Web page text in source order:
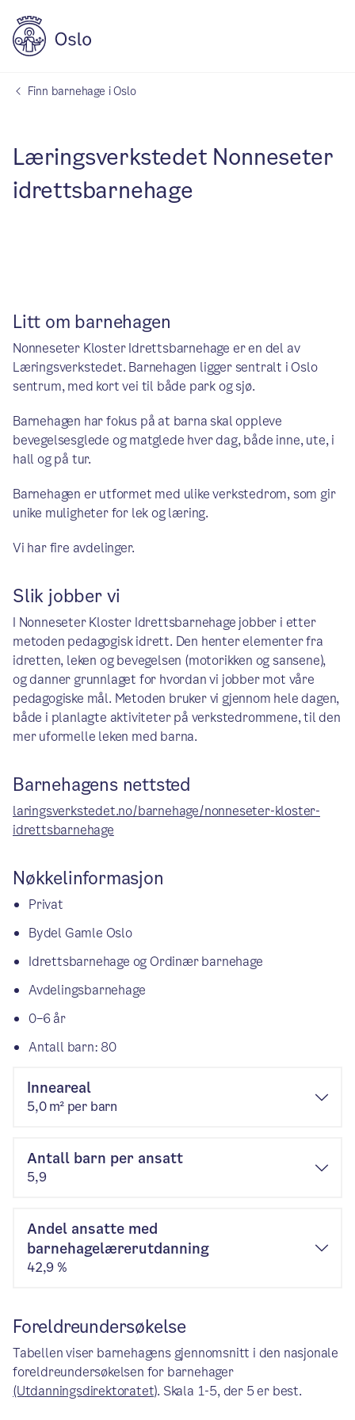
Finn barnehage i Oslo
Læringsverkstedet Nonneseter
idrettsbarnehage
Litt om barnehagen
Nonneseter Kloster Idrettsbarnehage er en del av
Læringsverkstedet. Barnehagen ligger sentralt i Oslo
sentrum, med kort vei til både park og sjø.
Barnehagen har fokus på at barna skal oppleve
bevegelsesglede og matglede hver dag, både inne, ute, i
hall og på tur.
Barnehagen er utformet med ulike verkstedrom, som gir
unike muligheter for lek og læring.
Vi har fire avdelinger.
Slik jobber vi
I Nonneseter Kloster Idrettsbarnehage jobber i etter
metoden pedagogisk idrett. Den henter elementer fra
idretten, leken og bevegelsen (motorikken og sansene),
og danner grunnlaget for hvordan vi jobber mot våre
pedagogiske mål. Metoden bruker vi gjennom hele dagen,
både i planlagte aktiviteter på verkstedrommene, til den
mer uformelle leken med barna.
Barnehagens nettsted
laringsverkstedet.no/barnehage/nonneseter-kloster-
idrettsbarnehage
Nøkkelinformasjon
Privat
Bydel Gamle Oslo
Idrettsbarnehage og Ordinær barnehage
Avdelingsbarnehage
0–6 år
Antall barn: 80
Inneareal
5,0 m² per barn
Antall barn per ansatt
5,9
Andel ansatte med
barnehagelærerutdanning
42,9 %
Foreldreundersøkelse
Tabellen viser barnehagens gjennomsnitt i den nasjonale
foreldreundersøkelsen for barnehager
(Utdanningsdirektoratet). Skala 1-5, der 5 er best.